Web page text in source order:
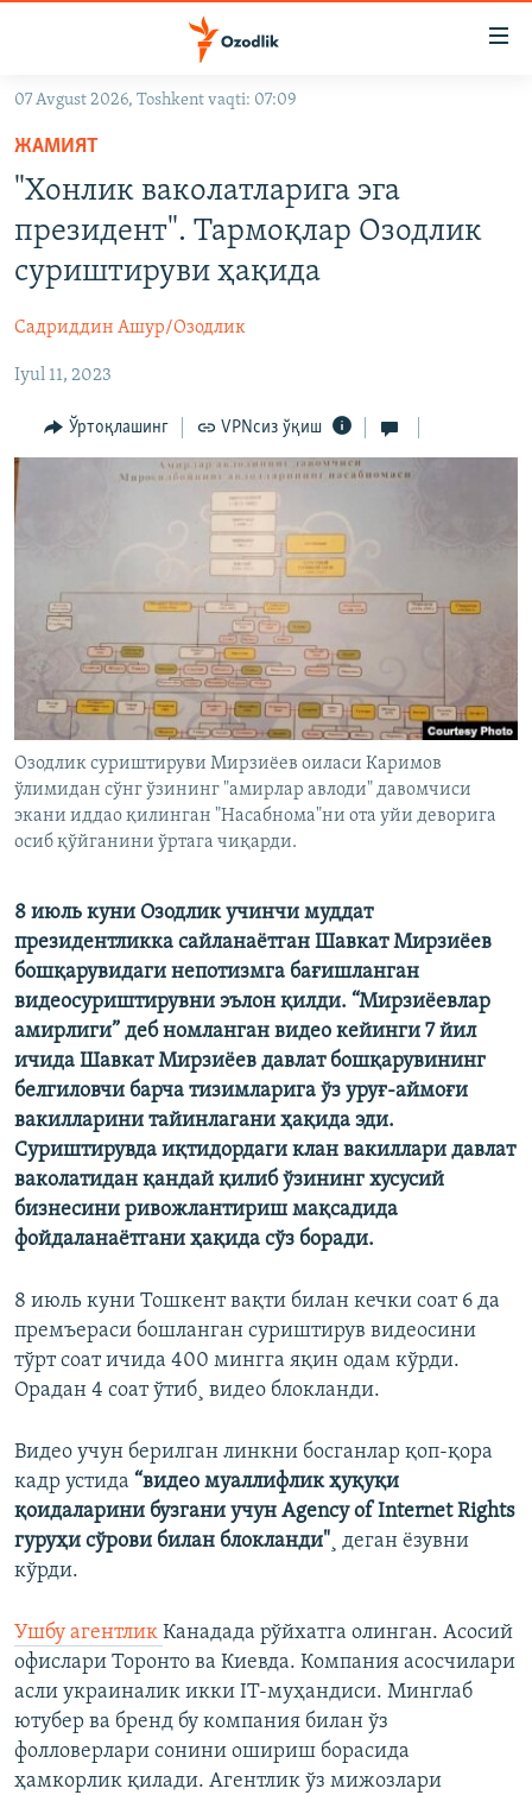
Асосий
навигацияга
ўтинг
Қидиришга
ўтинг
OZODVIDEO
На русском
ИЖТИМОИЙ ТАРМОҚЛАР
Озодлик бошқа тилларда
07 Avgust 2026, Toshkent vaqti: 07:09
ЖАМИЯТ
"Хонлик ваколатларига эга
президент". Тармоқлар Озодлик
суриштируви ҳақида
Садриддин Ашур/Озодлик
Iyul 11, 2023
Ўртоқлашинг VPNсиз ўқиш
Озодлик суриштируви Мирзиёев оиласи Каримов
ўлимидан сўнг ўзининг "амирлар авлоди" давомчиси
экани иддао қилинган "Насабнома"ни ота уйи деворига
осиб қўйганини ўртага чиқарди.
8 июль куни Озодлик учинчи муддат
президентликка сайланаётган Шавкат Мирзиëев
бошқарувидаги непотизмга бағишланган
видеосуриштирувни эълон қилди. “Мирзиëевлар
амирлиги” деб номланган видео кейинги 7 йил
ичида Шавкат Мирзиëев давлат бошқарувининг
белгиловчи барча тизимларига ўз уруғ-аймоғи
вакилларини тайинлагани ҳақида эди.
Суриштирувда иқтидордаги клан вакиллари давлат
ваколатидан қандай қилиб ўзининг хусусий
бизнесини ривожлантириш мақсадида
фойдаланаëтгани ҳақида сўз боради.
8 июль куни Тошкент вақти билан кечки соат 6 да
премъераси бошланган суриштирув видеосини
тўрт соат ичида 400 мингга яқин одам кўрди.
Орадан 4 соат ўтиб¸ видео блокланди.
Видео учун берилган линкни босганлар қоп-қора
кадр устида “видео муаллифлик ҳуқуқи
қоидаларини бузгани учун Agency of Internet Rights
гуруҳи сўрови билан блокланди"¸ деган ëзувни
кўрди.
Ушбу агентлик Канадада рўйхатга олинган. Асосий
офислари Торонто ва Киевда. Компания асосчилари
асли украиналик икки IT-муҳандиси. Минглаб
ютубер ва бренд бу компания билан ўз
фолловерлари сонини ошириш борасида
ҳамкорлик қилади. Агентлик ўз мижозлари